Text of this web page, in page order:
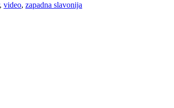
, video, zapadna slavonija